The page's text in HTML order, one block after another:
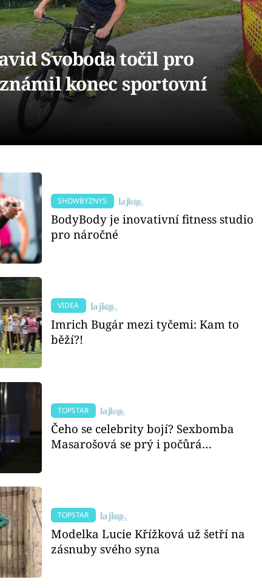
Svoboda točil pro
konec sportovní
SHOWBYZNYS
BodyBody je inovativní fitness studio
pro náročné
VIDEA
Imrich Bugár mezi tyčemi: Kam to
běží?!
TOPSTAR
Čeho se celebrity bojí? Sexbomba
Masarošová se prý i počůrá…
TOPSTAR
Modelka Lucie Křížková už šetří na
zásnuby svého syna